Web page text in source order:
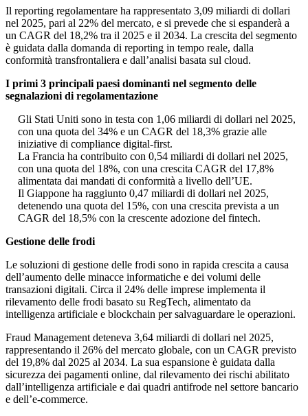
Il reporting regolamentare ha rappresentato 3,09 miliardi di dollari
nel 2025, pari al 22% del mercato, e si prevede che si espanderà a
un CAGR del 18,2% tra il 2025 e il 2034. La crescita del segmento
è guidata dalla domanda di reporting in tempo reale, dalla
conformità transfrontaliera e dall’analisi basata sul cloud.
I primi 3 principali paesi dominanti nel segmento delle
segnalazioni di regolamentazione
Gli Stati Uniti sono in testa con 1,06 miliardi di dollari nel 2025,
con una quota del 34% e un CAGR del 18,3% grazie alle
iniziative di compliance digital-first.
La Francia ha contribuito con 0,54 miliardi di dollari nel 2025,
con una quota del 18%, con una crescita CAGR del 17,8%
alimentata dai mandati di conformità a livello dell’UE.
Il Giappone ha raggiunto 0,47 miliardi di dollari nel 2025,
detenendo una quota del 15%, con una crescita prevista a un
CAGR del 18,5% con la crescente adozione del fintech.
Gestione delle frodi
Le soluzioni di gestione delle frodi sono in rapida crescita a causa
dell’aumento delle minacce informatiche e dei volumi delle
transazioni digitali. Circa il 24% delle imprese implementa il
rilevamento delle frodi basato su RegTech, alimentato da
intelligenza artificiale e blockchain per salvaguardare le operazioni.
Fraud Management deteneva 3,64 miliardi di dollari nel 2025,
rappresentando il 26% del mercato globale, con un CAGR previsto
del 19,8% dal 2025 al 2034. La sua espansione è guidata dalla
sicurezza dei pagamenti online, dal rilevamento dei rischi abilitato
dall’intelligenza artificiale e dai quadri antifrode nel settore bancario
e dell’e-commerce.